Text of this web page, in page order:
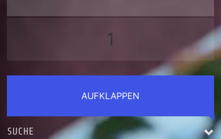
1
AUFKLAPPEN
SUCHE